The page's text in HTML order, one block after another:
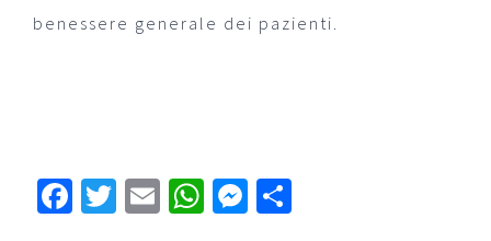
benessere generale dei pazienti.
Facebook
Twitter
EmailWhatsApp
Messenger